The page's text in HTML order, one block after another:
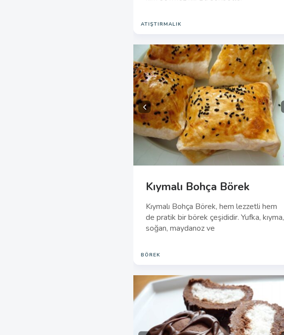
ATIŞTIRMALIK
Kıymalı Bohça Börek
Kıymalı Bohça Börek, hem lezzetli hem
de pratik bir börek çeşididir. Yufka, kıyma,
soğan, maydanoz ve
BÖREK